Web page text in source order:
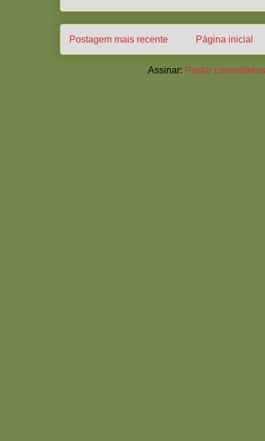
Postagem mais recente Página inicial
Assinar: Postar